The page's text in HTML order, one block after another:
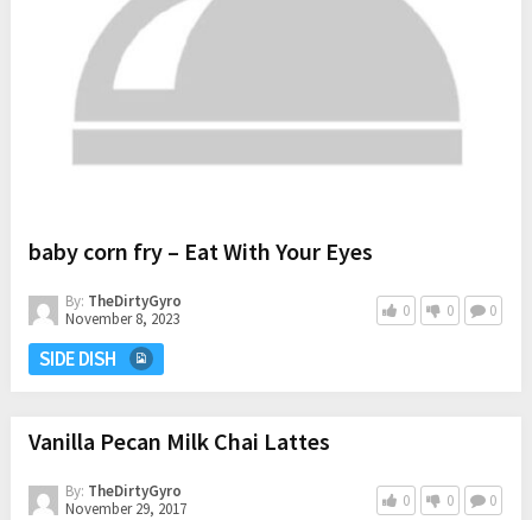
baby corn fry – Eat With Your Eyes
By: TheDirtyGyro
November 8, 2023
0 0 0
SIDE DISH
Vanilla Pecan Milk Chai Lattes
By: TheDirtyGyro
November 29, 2017
0 0 0